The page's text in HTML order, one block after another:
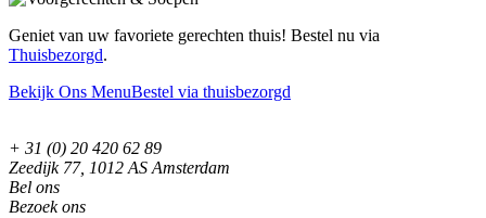
Geniet van uw favoriete gerechten thuis! Bestel nu via
Thuisbezorgd.
Bekijk Ons MenuBestel via thuisbezorgd
+ 31 (0) 20 420 62 89
Zeedijk 77, 1012 AS Amsterdam
Bel ons
Bezoek ons